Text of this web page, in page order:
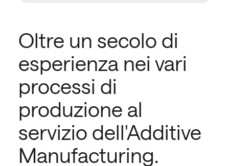
Oltre un secolo di
esperienza nei vari
processi di
produzione al
servizio dell'Additive
Manufacturing.